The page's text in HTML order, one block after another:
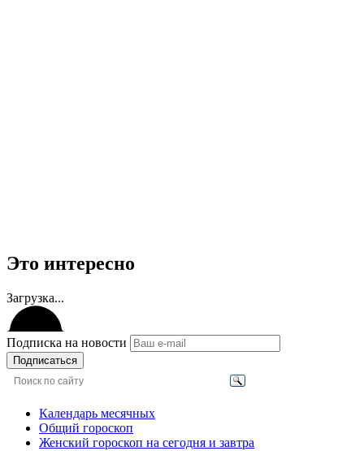
Это интересно
Загрузка...
Подписка на новости
Подписаться
Календарь месячных
Общий гороскоп
Женский гороскоп на сегодня и завтра